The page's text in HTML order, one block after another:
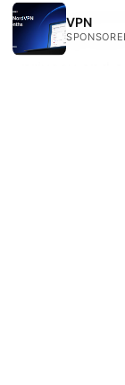
Malus
to using
VPN